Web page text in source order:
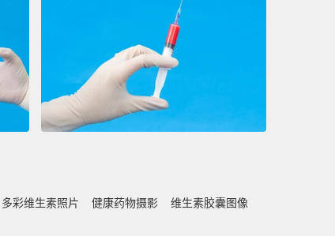
多彩维生素照片 健康药物摄影
维生素胶囊图像